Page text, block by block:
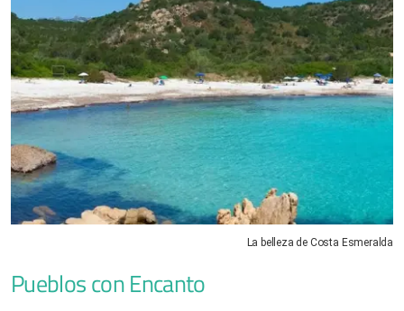
La belleza de Costa Esmeralda
Pueblos con Encanto